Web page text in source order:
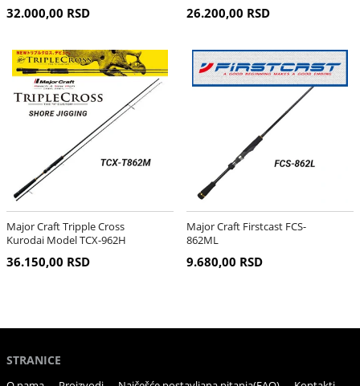
32.000,00 RSD 26.200,00 RSD
Major Craft Tripple Cross
Kurodai Model TCX-962H
36.150,00 RSD
Major Craft Firstcast FCS-
862ML
9.680,00 RSD
STRANICE